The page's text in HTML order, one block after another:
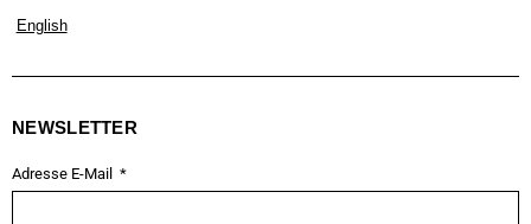
English
NEWSLETTER
Adresse E-Mail